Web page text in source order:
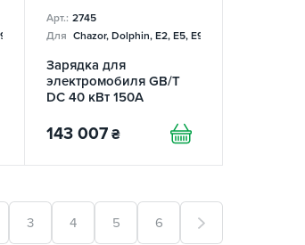
Mercedes
Арт.: 2745
Для Chazor, Dolphin, E2, E5, E9, Mercedes
Зарядка для
электромобиля GB/T
DC 40 кВт 150А
143 007 ₴
3 4 5 6